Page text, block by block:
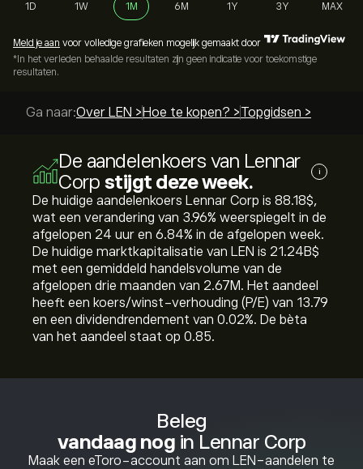
Beleg
vandaag nog in Lennar Corp
Maak een eToro-account aan om LEN-aandelen te
1D 1W 1M 6M 1Y 3Y MAX
Meld je aan voor volledige grafieken mogelijk gemaakt door
*In het verleden behaalde resultaten zijn geen indicatie voor toekomstige
resultaten.
Ga naar:Over LEN > Hoe te kopen? >Topgidsen >
De aandelenkoers van Lennar
Corp stijgt deze week. i
De huidige aandelenkoers Lennar Corp is 88.18‎$‎,
wat een verandering van ‎3.96‎% weerspiegelt in de
afgelopen 24 uur en ‎6.84‎% in de afgelopen week.
De huidige marktkapitalisatie van LEN is 21.24B‎$‎
met een gemiddeld handelsvolume van de
afgelopen drie maanden van 2.67M. Het aandeel
heeft een koers/winst-verhouding (P/E) van 13.79
en een dividendrendement van 0.02%. De bèta
van het aandeel staat op 0.85.